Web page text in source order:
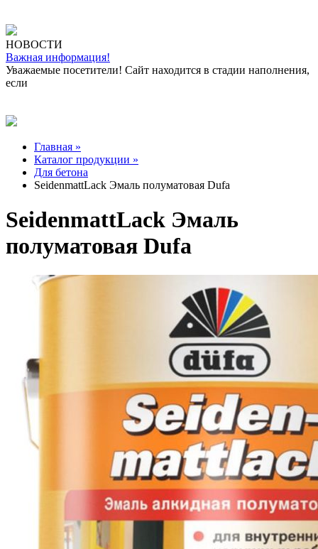
НОВОСТИ
Важная информация!
Уважаемые посетители! Сайт находится в стадии наполнения,
если
Главная »
Каталог продукции »
Для бетона
SeidenmattLack Эмаль полуматовая Dufa
SeidenmattLack Эмаль
полуматовая Dufa